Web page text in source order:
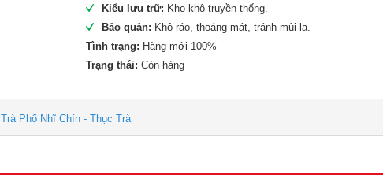
Kiểu lưu trữ: Kho khô truyền thống.
Bảo quản: Khô ráo, thoáng mát, tránh mùi lạ.
Tình trạng: Hàng mới 100%
Trạng thái: Còn hàng
Trà Phổ Nhĩ Chín - Thục Trà